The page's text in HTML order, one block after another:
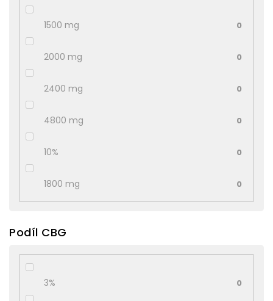
1500 mg 0
2000 mg 0
2400 mg 0
4800 mg 0
10% 0
1800 mg 0
Podíl CBG
3% 0